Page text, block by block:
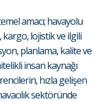
amacı; havayolu
kargo, lojistik ve ilgili
planlama, kalite ve
insan kaynağı
hızla gelişen
sektöründe